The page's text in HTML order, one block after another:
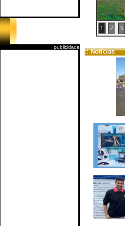
publicidade
1 2 3
:: Notícias